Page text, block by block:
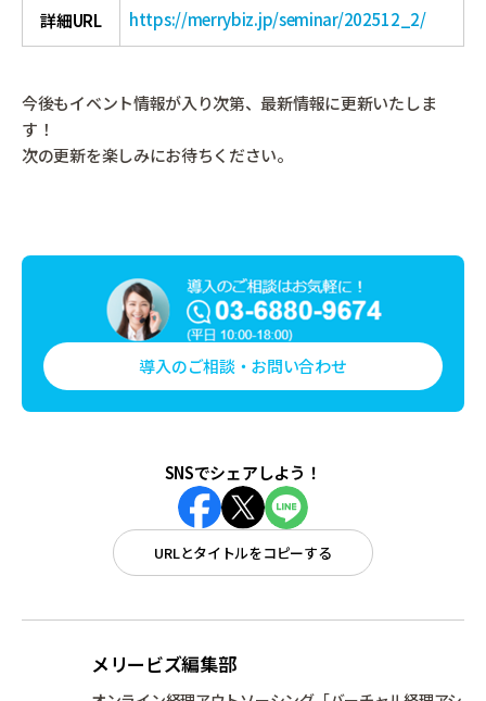
詳細URL https://merrybiz.jp/seminar/202512_2/
今後もイベント情報が入り次第、最新情報に更新いたしま
す！
次の更新を楽しみにお待ちください。
導入のご相談・お問い合わせ
SNSでシェアしよう！
URLとタイトルをコピーする
メリービズ編集部